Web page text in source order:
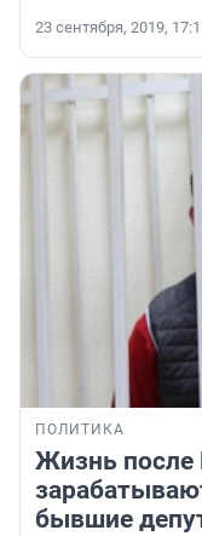
23 сентября, 2019,
ПОЛИТИКА
Жизнь после
бывшие